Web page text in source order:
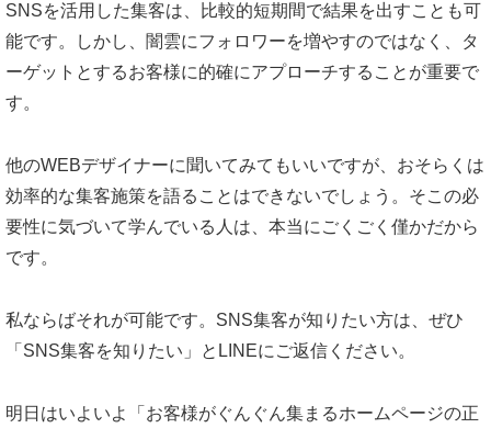
SNSを活用した集客は、比較的短期間で結果を出すことも可
能です。しかし、闇雲にフォロワーを増やすのではなく、タ
ーゲットとするお客様に的確にアプローチすることが重要で
す。
他のWEBデザイナーに聞いてみてもいいですが、おそらくは
効率的な集客施策を語ることはできないでしょう。そこの必
要性に気づいて学んでいる人は、本当にごくごく僅かだから
です。
私ならばそれが可能です。SNS集客が知りたい方は、ぜひ
「SNS集客を知りたい」とLINEにご返信ください。
明日はいよいよ「お客様がぐんぐん集まるホームページの正